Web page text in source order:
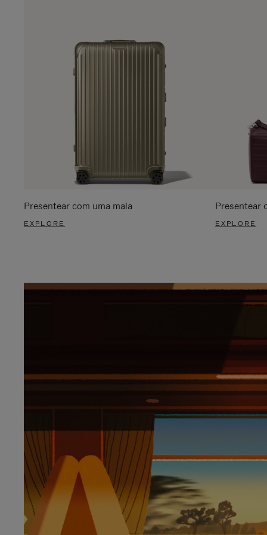
Presentear com uma mala
EXPLORE
Presentear
EXPLORE